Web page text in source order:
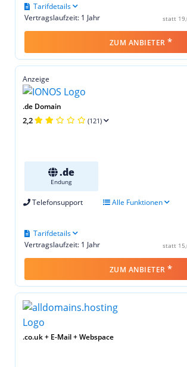
statt
Vertragslaufzeit: 1 Jahr
Tarifdetails
ZUM ANBIETER *
Anzeige
.de Domain
2,2 (121)
.de
Endung
Telefonsupport Alle Funktionen
statt
Vertragslaufzeit: 1 Jahr
Tarifdetails
ZUM ANBIETER *
.co.uk + E-Mail + Webspace